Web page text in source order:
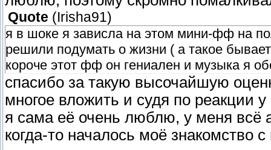
Quote ( Irisha91)
я в шоке я зависла на этом мини-фф на
решили подумать о жизни ( а такое
короче этот фф он гениален и музыка я
спасибо за такую высочайшую
многое вложить и судя по реакции
я сама её очень люблю, у меня всё
когда-то началось моё знакомство с